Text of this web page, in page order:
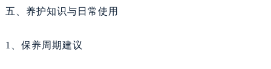
五、养护知识与日常使用
1、保养周期建议